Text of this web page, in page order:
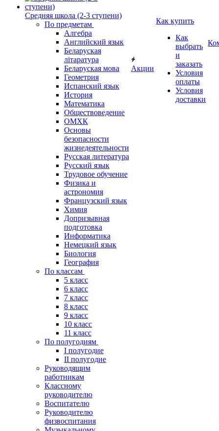
Средняя школа (2-3 ступени)
По предметам
Алгебра
Английский язык
Беларуская
літаратура
Беларуская мова
Геометрия
Испанский язык
История
Математика
Обществоведение
ОМХК
Основы
безопасности
жизнедеятельности
Русская литература
Русский язык
Трудовое обучение
Физика и
астрономия
Французский язык
Химия
Допризывная
подготовка
Информатика
Немецкий язык
Биология
География
По классам
5 класс
6 класс
7 класс
8 класс
9 класс
10 класс
11 класс
По полугодиям
I полугодие
II полугодие
Руководящим
работникам
Классному
руководителю
Воспитателю
Руководителю
физвоспитания
Акции
Как купить
Как
выбрать
и
заказать
Условия
оплаты
Условия
доставки